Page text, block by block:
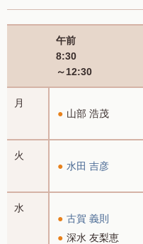
午前
8:30
～12:30
月
山部 浩茂
火
水田 吉彦
水
古賀 義則
深水 友梨恵